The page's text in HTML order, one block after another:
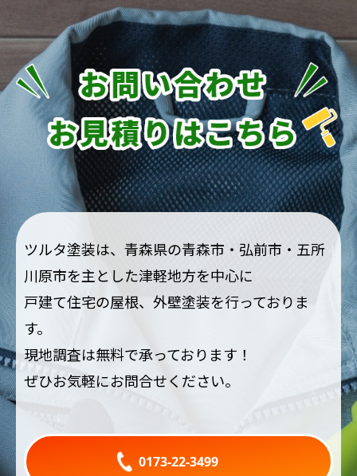
ツルタ塗装は、青森県の青森市・弘前市・五所
川原市を主とした津軽地方を中心に
戸建て住宅の屋根、外壁塗装を行っておりま
す。
現地調査は無料で承っております！
ぜひお気軽にお問合せください。
0173-22-3499